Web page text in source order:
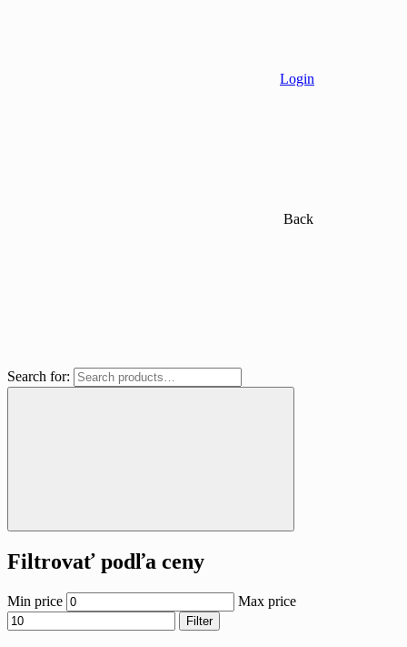
Login
Back
Search for:
Filtrovať podľa ceny
Min price Max price
Filter